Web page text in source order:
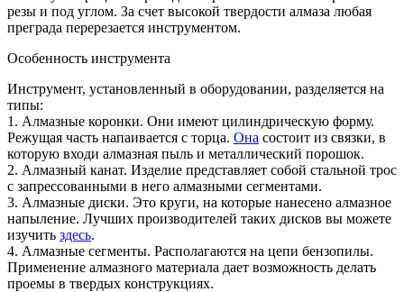
резы и под углом. За счет высокой твердости алмаза любая
преграда перерезается инструментом.
Особенность инструмента
Инструмент, установленный в оборудовании, разделяется на
типы:
1. Алмазные коронки. Они имеют цилиндрическую форму.
Режущая часть напаивается с торца. Она состоит из связки, в
которую входи алмазная пыль и металлический порошок.
2. Алмазный канат. Изделие представляет собой стальной трос
с запрессованными в него алмазными сегментами.
3. Алмазные диски. Это круги, на которые нанесено алмазное
напыление. Лучших производителей таких дисков вы можете
изучить здесь.
4. Алмазные сегменты. Располагаются на цепи бензопилы.
Применение алмазного материала дает возможность делать
проемы в твердых конструкциях.